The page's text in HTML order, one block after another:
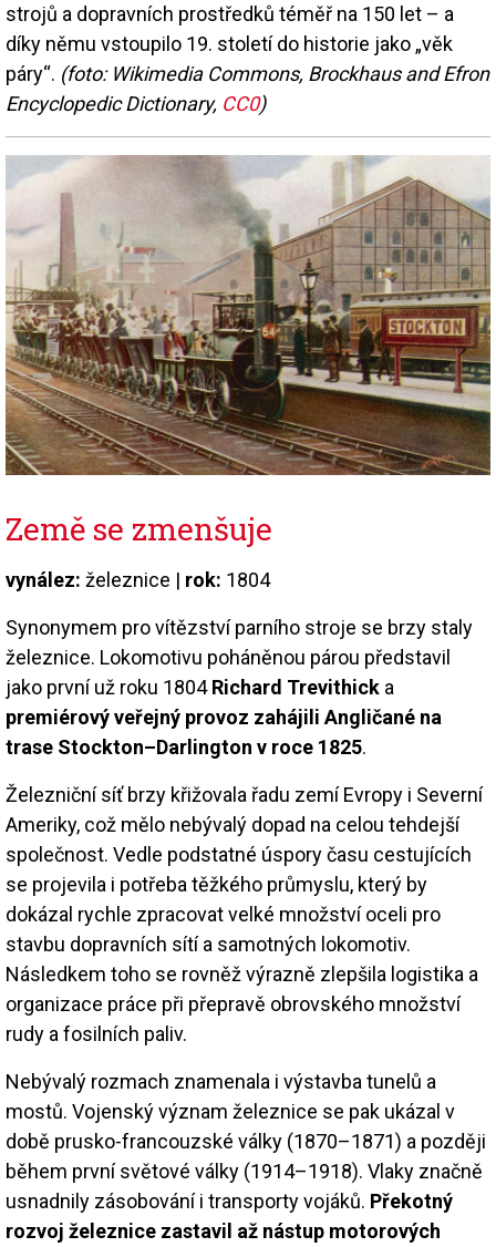
strojů a dopravních prostředků téměř na 150 let – a
díky němu vstoupilo 19. století do historie jako „věk
páry“. (foto: Wikimedia Commons, Brockhaus and Efron
Encyclopedic Dictionary, CC0)
Země se zmenšuje
vynález: železnice | rok: 1804
Synonymem pro vítězství parního stroje se brzy staly
železnice. Lokomotivu poháněnou párou představil
jako první už roku 1804Richard Trevithick a
premiérový veřejný provoz zahájili Angličané na
trase Stockton–Darlington v roce 1825.
Železniční síť brzy křižovala řadu zemí Evropy i Severní
Ameriky, což mělo nebývalý dopad na celou tehdejší
společnost. Vedle podstatné úspory času cestujících
se projevila i potřeba těžkého průmyslu, který by
dokázal rychle zpracovat velké množství oceli pro
stavbu dopravních sítí a samotných lokomotiv.
Následkem toho se rovněž výrazně zlepšila logistika a
organizace práce při přepravě obrovského množství
rudy a fosilních paliv.
Nebývalý rozmach znamenala i výstavba tunelů a
mostů. Vojenský význam železnice se pak ukázal v
době prusko-francouzské války (1870–1871) a později
během první světové války (1914–1918). Vlaky značně
usnadnily zásobování i transporty vojáků. Překotný
rozvoj železnice zastavil až nástup motorových